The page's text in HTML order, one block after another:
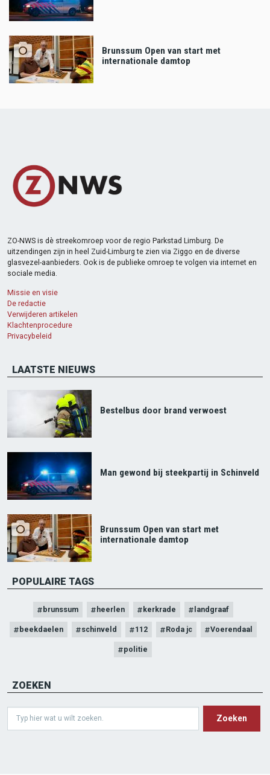
Brunssum Open van start met
internationale damtop
ZO-NWS is dè streekomroep voor de regio Parkstad Limburg. De
uitzendingen zijn in heel Zuid-Limburg te zien via Ziggo en de diverse
glasvezel-aanbieders. Ook is de publieke omroep te volgen via internet en
sociale media.
Missie en visie
De redactie
Verwijderen artikelen
Klachtenprocedure
Privacybeleid
LAATSTE NIEUWS
Bestelbus door brand verwoest
Man gewond bij steekpartij in Schinveld
Brunssum Open van start met
internationale damtop
POPULAIRE TAGS
brunssum heerlen kerkrade landgraaf
beekdaelen schinveld 112 Roda jc Voerendaal
politie
ZOEKEN